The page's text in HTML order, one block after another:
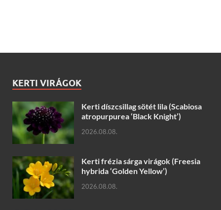
KERTI VIRÁGOK
Kerti díszcsillag sötét lila (Scabiosa
atropurpurea ‘Black Knight’)
2026.08.08.
Kerti frézia sárga virágok (Freesia
hybrida ‘Golden Yellow’)
2026.08.08.